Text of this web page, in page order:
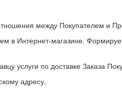
между Покупателем и
Интернет-магазине.
услуги по доставке Заказа
адресу.